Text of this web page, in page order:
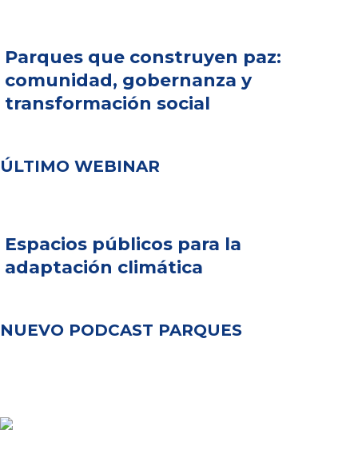
Parques que construyen paz:
comunidad, gobernanza y
transformación social
ÚLTIMO WEBINAR
Espacios públicos para la
adaptación climática
NUEVO PODCAST PARQUES